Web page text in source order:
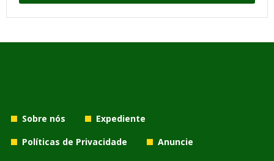
Sobre nós
Expediente
Políticas de Privacidade
Anuncie